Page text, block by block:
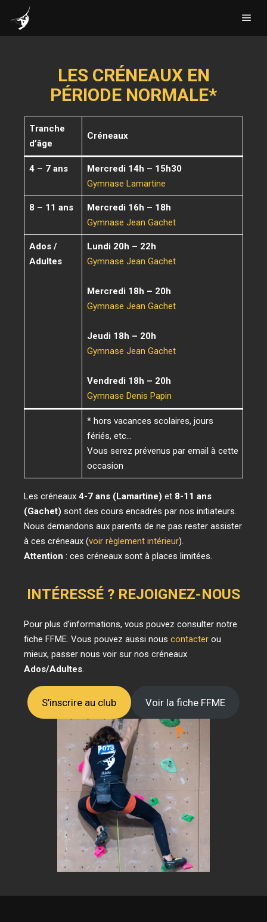
LES CRÉNEAUX EN
PÉRIODE NORMALE*
Tranche
d’âge
Créneaux
4 – 7 ans
Mercredi 14h – 15h30
Gymnase Lamartine
8 – 11 ans
Mercredi 16h – 18h
Gymnase Jean Gachet
Ados /
Adultes
Lundi 20h – 22h
Gymnase Jean Gachet
Mercredi 18h – 20h
Gymnase Jean Gachet
Jeudi 18h – 20h
Gymnase Jean Gachet
Vendredi 18h – 20h
Gymnase Denis Papin
* hors vacances scolaires, jours
fériés, etc…
Vous serez prévenus par email à cette
occasion
Les créneaux 4-7 ans (Lamartine) et 8-11 ans
(Gachet) sont des cours encadrés par nos initiateurs.
Nous demandons aux parents de ne pas rester assister
à ces créneaux (voir règlement intérieur).
Attention : ces créneaux sont à places limitées.
INTÉRESSÉ ? REJOIGNEZ-NOUS
Pour plus d’informations, vous pouvez consulter notre
fiche FFME. Vous pouvez aussi nous contacter ou
mieux, passer nous voir sur nos créneaux
Ados/Adultes.
S’inscrire au club Voir la fiche FFME